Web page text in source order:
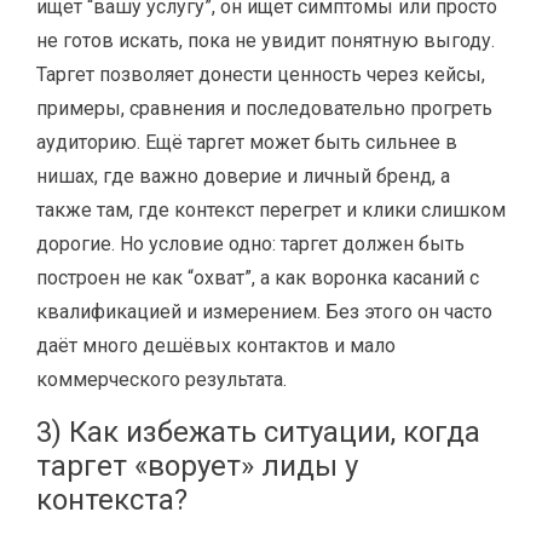
ищет “вашу услугу”, он ищет симптомы или просто
не готов искать, пока не увидит понятную выгоду.
Таргет позволяет донести ценность через кейсы,
примеры, сравнения и последовательно прогреть
аудиторию. Ещё таргет может быть сильнее в
нишах, где важно доверие и личный бренд, а
также там, где контекст перегрет и клики слишком
дорогие. Но условие одно: таргет должен быть
построен не как “охват”, а как воронка касаний с
квалификацией и измерением. Без этого он часто
даёт много дешёвых контактов и мало
коммерческого результата.
3) Как избежать ситуации, когда
таргет «ворует» лиды у
контекста?